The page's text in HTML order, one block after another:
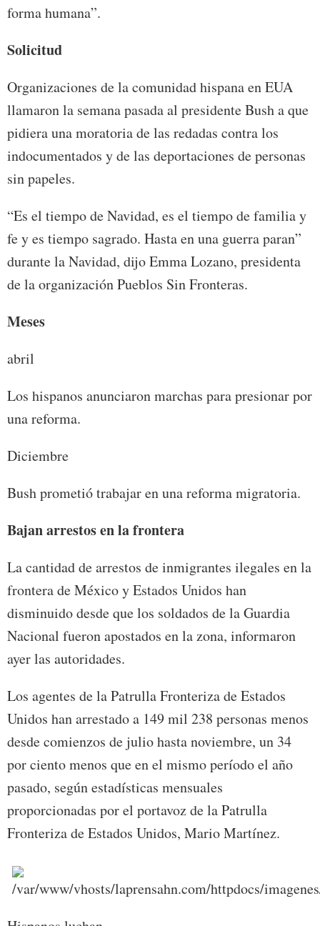
forma humana”.
Solicitud
Organizaciones de la comunidad hispana en EUA
llamaron la semana pasada al presidente Bush a que
pidiera una moratoria de las redadas contra los
indocumentados y de las deportaciones de personas
sin papeles.
“Es el tiempo de Navidad, es el tiempo de familia y
fe y es tiempo sagrado. Hasta en una guerra paran”
durante la Navidad, dijo Emma Lozano, presidenta
de la organización Pueblos Sin Fronteras.
Meses
abril
Los hispanos anunciaron marchas para presionar por
una reforma.
Diciembre
Bush prometió trabajar en una reforma migratoria.
Bajan arrestos en la frontera
La cantidad de arrestos de inmigrantes ilegales en la
frontera de México y Estados Unidos han
disminuido desde que los soldados de la Guardia
Nacional fueron apostados en la zona, informaron
ayer las autoridades.
Los agentes de la Patrulla Fronteriza de Estados
Unidos han arrestado a 149 mil 238 personas menos
desde comienzos de julio hasta noviembre, un 34
por ciento menos que en el mismo período el año
pasado, según estadísticas mensuales
proporcionadas por el portavoz de la Patrulla
Fronteriza de Estados Unidos, Mario Martínez.